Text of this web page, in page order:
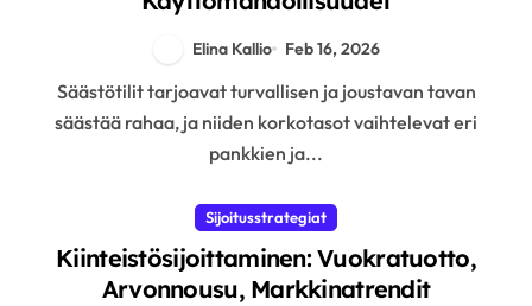
Elina Kallio Feb 16, 2026
Säästötilit tarjoavat turvallisen ja joustavan tavan
säästää rahaa, ja niiden korkotasot vaihtelevat eri
pankkien ja...
Sijoitusstrategiat
Kiinteistösijoittaminen: Vuokratuotto,
Arvonnousu, Markkinatrendit